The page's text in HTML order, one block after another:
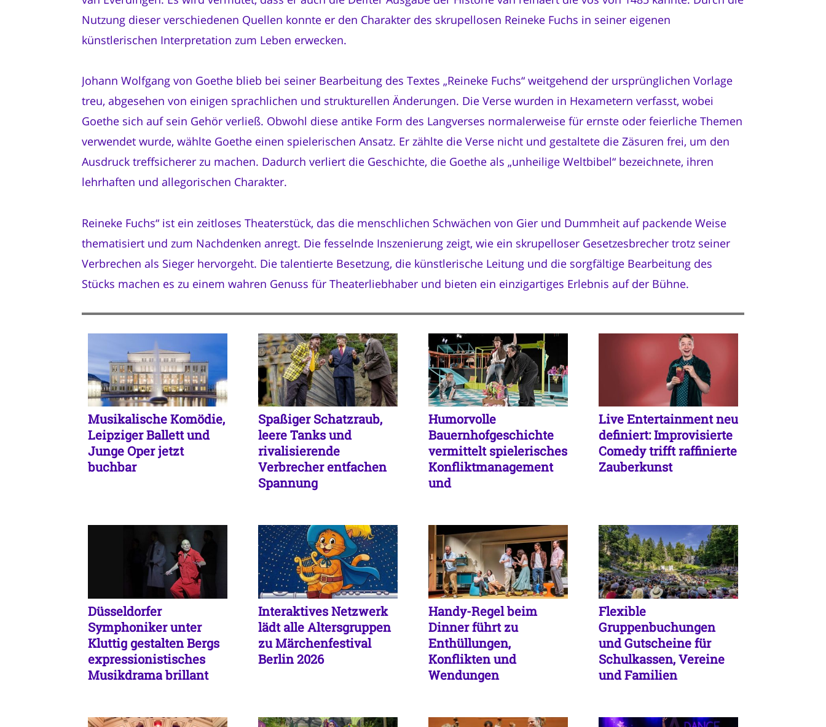
Nutzung dieser verschiedenen Quellen konnte er den Charakter des skrupellosen Reineke Fuchs in seiner eigenen
künstlerischen Interpretation zum Leben erwecken.
Johann Wolfgang von Goethe blieb bei seiner Bearbeitung des Textes „Reineke Fuchs“ weitgehend der ursprünglichen Vorlage
treu, abgesehen von einigen sprachlichen und strukturellen Änderungen. Die Verse wurden in Hexametern verfasst, wobei
Goethe sich auf sein Gehör verließ. Obwohl diese antike Form des Langverses normalerweise für ernste oder feierliche Themen
verwendet wurde, wählte Goethe einen spielerischen Ansatz. Er zählte die Verse nicht und gestaltete die Zäsuren frei, um den
Ausdruck treffsicherer zu machen. Dadurch verliert die Geschichte, die Goethe als „unheilige Weltbibel“ bezeichnete, ihren
lehrhaften und allegorischen Charakter.
Reineke Fuchs“ ist ein zeitloses Theaterstück, das die menschlichen Schwächen von Gier und Dummheit auf packende Weise
thematisiert und zum Nachdenken anregt. Die fesselnde Inszenierung zeigt, wie ein skrupelloser Gesetzesbrecher trotz seiner
Verbrechen als Sieger hervorgeht. Die talentierte Besetzung, die künstlerische Leitung und die sorgfältige Bearbeitung des
Stücks machen es zu einem wahren Genuss für Theaterliebhaber und bieten ein einzigartiges Erlebnis auf der Bühne.
Musikalische Komödie,
Leipziger Ballett und
Junge Oper jetzt
buchbar
Spaßiger Schatzraub,
leere Tanks und
rivalisierende
Verbrecher entfachen
Spannung
Humorvolle
Bauernhofgeschichte
vermittelt spielerisches
Konfliktmanagement
und
Live Entertainment neu
definiert: Improvisierte
Comedy trifft raffinierte
Zauberkunst
Düsseldorfer
Symphoniker unter
Kluttig gestalten Bergs
expressionistisches
Musikdrama brillant
Interaktives Netzwerk
lädt alle Altersgruppen
zu Märchenfestival
Berlin 2026
Handy-Regel beim
Dinner führt zu
Enthüllungen,
Konflikten und
Wendungen
Flexible
Gruppenbuchungen
und Gutscheine für
Schulkassen, Vereine
und Familien